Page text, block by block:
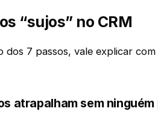
“sujos” no CRM
dos 7 passos, vale explicar
atrapalham sem